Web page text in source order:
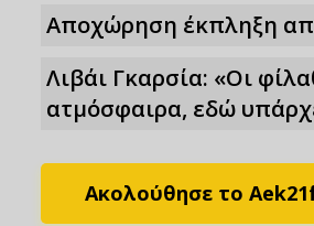
Αποχώρηση έκπληξη
Λιβάι Γκαρσία: «Οι
ατμόσφαιρα, εδώ
Ακολούθησε το